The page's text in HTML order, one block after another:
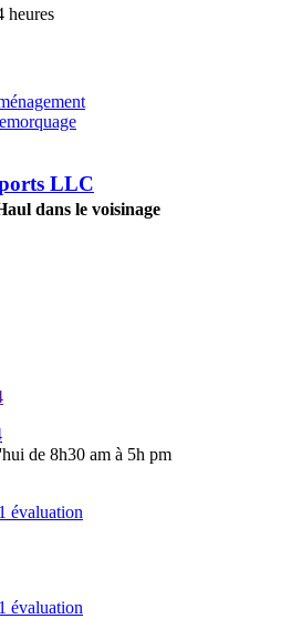
heures
LLC
dans le voisinage
de 8h30 am à 5h pm
1 évaluation
1 évaluation